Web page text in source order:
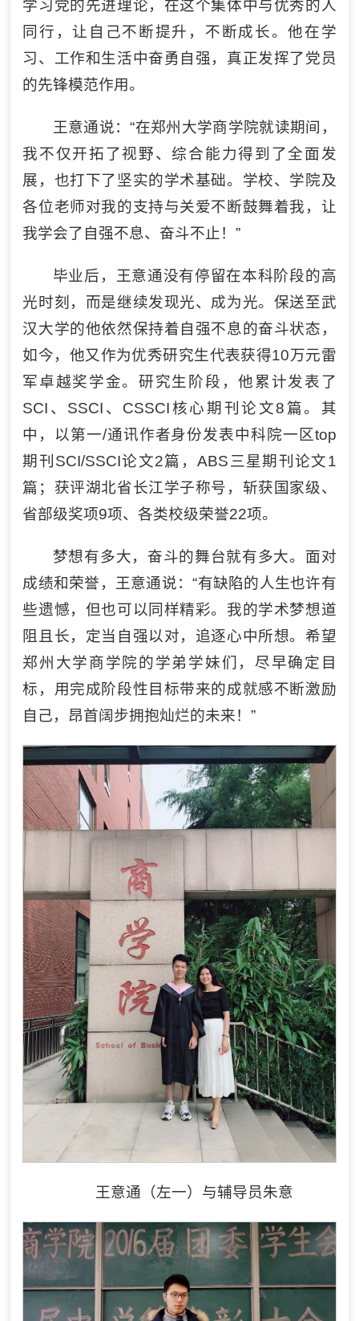
学习党的先进理论，在这个集体中与优秀的人
同行，让自己不断提升，不断成长。他在学
习、工作和生活中奋勇自强，真正发挥了党员
的先锋模范作用。
王意通说：“在郑州大学商学院就读期间，
我不仅开拓了视野、综合能力得到了全面发
展，也打下了坚实的学术基础。学校、学院及
各位老师对我的支持与关爱不断鼓舞着我，让
我学会了自强不息、奋斗不止！”
毕业后，王意通没有停留在本科阶段的高
光时刻，而是继续发现光、成为光。保送至武
汉大学的他依然保持着自强不息的奋斗状态，
如今，他又作为优秀研究生代表获得10万元雷
军卓越奖学金。研究生阶段，他累计发表了
SCI、SSCI、CSSCI核心期刊论文8篇。其
中，以第一/通讯作者身份发表中科院一区top
期刊SCI/SSCI论文2篇，ABS三星期刊论文1
篇；获评湖北省长江学子称号，斩获国家级、
省部级奖项9项、各类校级荣誉22项。
梦想有多大，奋斗的舞台就有多大。面对
成绩和荣誉，王意通说：“有缺陷的人生也许有
些遗憾，但也可以同样精彩。我的学术梦想道
阻且长，定当自强以对，追逐心中所想。希望
郑州大学商学院的学弟学妹们，尽早确定目
标，用完成阶段性目标带来的成就感不断激励
自己，昂首阔步拥抱灿烂的未来！”
王意通（左一）与辅导员朱意